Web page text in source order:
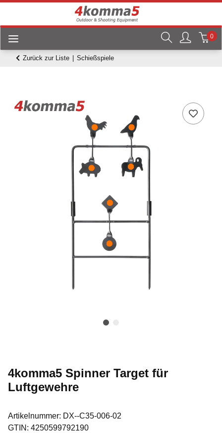
0
Zurück zur Liste Schießspiele
4komma5 Spinner Target für
Luftgewehre
Artikelnummer: DX--C35-006-02
GTIN: 4250599792190